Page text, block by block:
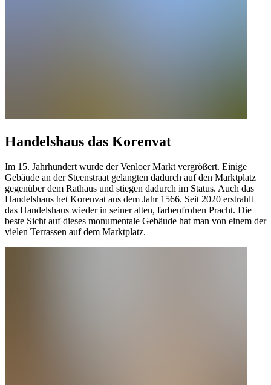
Handelshaus das Korenvat
Im 15. Jahrhundert wurde der Venloer Markt vergrößert. Einige
Gebäude an der Steenstraat gelangten dadurch auf den Marktplatz
gegenüber dem Rathaus und stiegen dadurch im Status. Auch das
Handelshaus het Korenvat aus dem Jahr 1566. Seit 2020 erstrahlt
das Handelshaus wieder in seiner alten, farbenfrohen Pracht. Die
beste Sicht auf dieses monumentale Gebäude hat man von einem der
vielen Terrassen auf dem Marktplatz.